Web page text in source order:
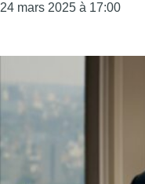
24 mars 2025 à 17:00